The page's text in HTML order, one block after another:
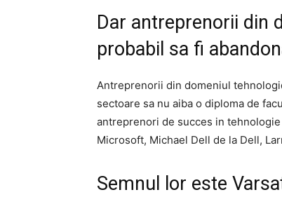
Dar antreprenorii din
probabil sa fi
Antreprenorii din domeniul
sectoare sa nu aiba o diploma de
antreprenori de succes in
Microsoft, Michael Dell de la Dell,
Semnul lor este